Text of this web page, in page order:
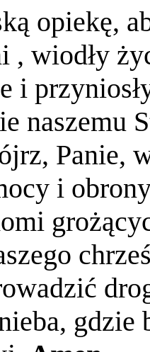
opiekę,
, wiodły
i
naszemu
Panie,
i
gdzie